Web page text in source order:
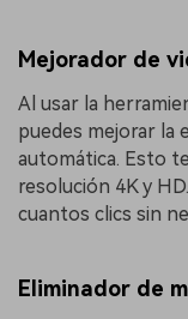
Mejorador de
Al usar la
puedes mejorar la
automática. Esto
resolución 4K y
cuantos clics sin
Eliminador de